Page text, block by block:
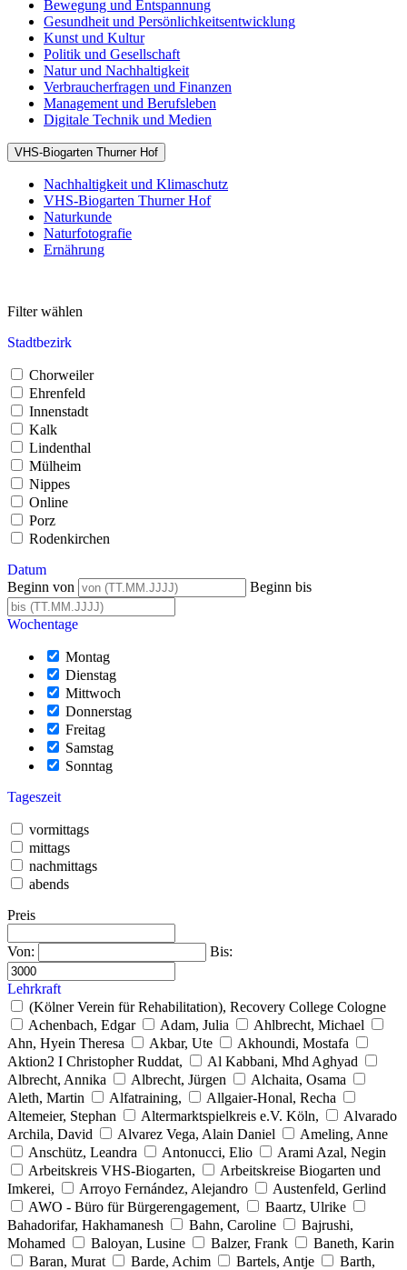
Bewegung und Entspannung
Gesundheit und Persönlichkeitsentwicklung
Kunst und Kultur
Politik und Gesellschaft
Natur und Nachhaltigkeit
Verbraucherfragen und Finanzen
Management und Berufsleben
Digitale Technik und Medien
VHS-Biogarten Thurner Hof
Nachhaltigkeit und Klimaschutz
VHS-Biogarten Thurner Hof
Naturkunde
Naturfotografie
Ernährung
Filter wählen
Stadtbezirk
Chorweiler
Ehrenfeld
Innenstadt
Kalk
Lindenthal
Mülheim
Nippes
Online
Porz
Rodenkirchen
Datum
Beginn von
Beginn bis
Wochentage
Montag
Dienstag
Mittwoch
Donnerstag
Freitag
Samstag
Sonntag
Tageszeit
vormittags
mittags
nachmittags
abends
Preis
Von: Bis:
Lehrkraft
(Kölner Verein für Rehabilitation), Recovery College Cologne
Achenbach, Edgar
Adam, Julia
Ahlbrecht, Michael
Ahn, Hyein Theresa
Akbar, Ute
Akhoundi, Mostafa
Aktion2 I Christopher Ruddat,
Al Kabbani, Mhd Aghyad
Albrecht, Annika
Albrecht, Jürgen
Alchaita, Osama
Aleth, Martin
Alfatraining,
Allgaier-Honal, Recha
Altemeier, Stephan
Altermarktspielkreis e.V. Köln,
Alvarado
Archila, David
Alvarez Vega, Alain Daniel
Ameling, Anne
Anschütz, Leandra
Antonucci, Elio
Arami Azal, Negin
Arbeitskreis VHS-Biogarten,
Arbeitskreise Biogarten und
Imkerei,
Arroyo Fernández, Alejandro
Austenfeld, Gerlind
AWO - Büro für Bürgerengagement,
Baartz, Ulrike
Bahadorifar, Hakhamanesh
Bahn, Caroline
Bajrushi,
Mohamed
Baloyan, Lusine Balzer, Frank
Baneth, Karin
Baran, Murat
Barde, Achim Bartels, Antje
Barth,